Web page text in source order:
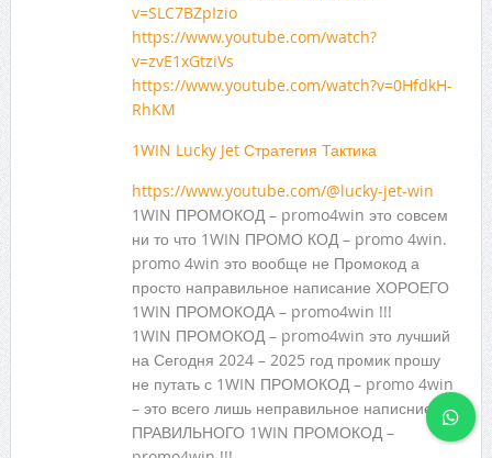
v=SLC7BZpIzio
https://www.youtube.com/watch?
v=zvE1xGtziVs
https://www.youtube.com/watch?v=0HfdkH-
RhKM
1WIN Lucky Jet Стратегия Тактика
https://www.youtube.com/@lucky-jet-win
1WIN ПРОМОКОД – promo4win это совсем
ни то что 1WIN ПРОМО КОД – promo 4win.
promo 4win это вообще не Промокод а
просто направильное написание ХОРОЕГО
1WIN ПРОМОКОДА – promo4win !!!
1WIN ПРОМОКОД – promo4win это лучший
на Сегодня 2024 – 2025 год промик прошу
не путать с 1WIN ПРОМОКОД – promo 4win
– это всего лишь неправильное написние
ПРАВИЛЬНОГО 1WIN ПРОМОКОД –